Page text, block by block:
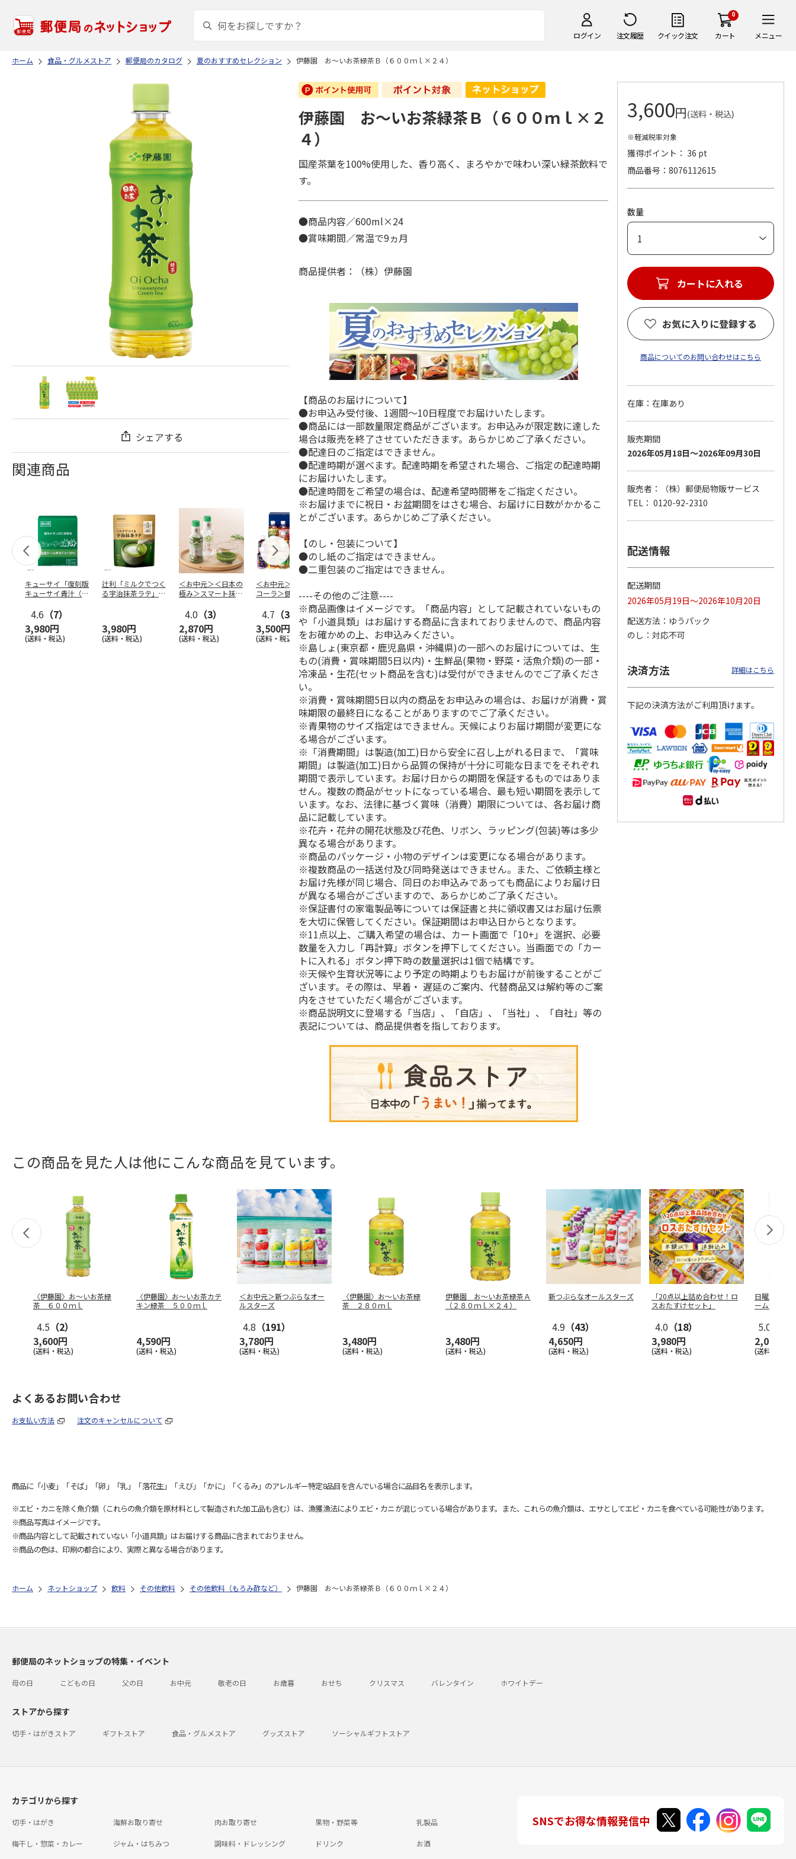
ログイン 注文履歴 クイック注文
0
カート メニュー
ホーム 食品・グルメストア 郵便局のカタログ 夏のおすすめセレクション 伊藤園 お～いお茶緑茶Ｂ（６００ｍｌ×２４）
シェアする
関連商品
キューサイ「復刻版
キューサイ青汁（30
4.6 （7）
3,980円
(送料・税込)
辻利「ミルクでつく
る宇治抹茶ラテ」
3,980円
(送料・税込)
＜お中元＞＜日本の
極み＞スマート抹
4.0 （3）
2,870円
(送料・税込)
＜お中元＞＜コカ・
コーラ＞健康飲料詰
合せ ＣＫＤ－３０
4.7 （3）
3,500円
(送料・税込)
ミルクティー（機能
性表示食品）」7本
入×…
3,980円
(送料・税込)
クセット（ＨＤ－３
０）5.0 （1）
3,480円
(送料・税込)
4.8（8）
1,880円
＜お中元＞＜コカ・
せ ＣＫＯ－３０Ａ
3,680円
トワイニング「スリ
ップル（機能性表示
3,980円
(送料・税込)
ヒー＆ジュース＆ド
伊藤園 お～いお茶緑茶Ｂ（６００ｍｌ×２
４）
国産茶葉を100%使用した、香り高く、まろやかで味わい深い緑茶飲料で
す。
●商品内容／600ml×24
●賞味期間／常温で9ヵ月
商品提供者：（株）伊藤園
【商品のお届けについて】
●お申込み受付後、1週間～10日程度でお届けいたします。
●商品には一部数量限定商品がございます。お申込みが限定数に達した
場合は販売を終了させていただきます。あらかじめご了承ください。
●配達日のご指定はできません。
●配達時期が選べます。配達時期を希望された場合、ご指定の配達時期
にお届けいたします。
●配達時間をご希望の場合は、配達希望時間帯をご指定ください。
※お届けまでに祝日・お盆期間をはさむ場合、お届けに日数がかかるこ
とがございます。あらかじめご了承ください。
【のし・包装について】
●のし紙のご指定はできません。
●二重包装のご指定はできません。
----その他のご注意----
※商品画像はイメージです。「商品内容」として記載されていないもの
や「小道具類」はお届けする商品に含まれておりませんので、商品内容
をお確かめの上、お申込みください。
※島しょ(東京都・鹿児島県・沖縄県)の一部へのお届けについては、生
もの(消費・賞味期間5日以内)・生鮮品(果物・野菜・活魚介類)の一部・
冷凍品・生花(セット商品を含む)は受付ができませんのでご了承くださ
い。
※消費・賞味期間5日以内の商品をお申込みの場合は、お届けが消費・賞
味期限の最終日になることがありますのでご了承ください。
※青果物のサイズ指定はできません。天候によりお届け期間が変更にな
る場合がございます。
※「消費期間」は製造(加工)日から安全に召し上がれる日まで、「賞味
期間」は製造(加工)日から品質の保持が十分に可能な日までをそれぞれ
期間で表示しています。お届け日からの期間を保証するものではありま
せん。複数の商品がセットになっている場合、最も短い期間を表示して
います。なお、法律に基づく賞味（消費）期限については、各お届け商
品に記載しています。
※花卉・花弁の開花状態及び花色、リボン、ラッピング(包装)等は多少
異なる場合があります。
※商品のパッケージ・小物のデザインは変更になる場合があります。
※複数商品の一括送付及び同時発送はできません。また、ご依頼主様と
お届け先様が同じ場合、同日のお申込みであっても商品によりお届け日
が異なる場合がございますので、あらかじめご了承ください。
※保証書付の家電製品等については保証書と共に領収書又はお届け伝票
を大切に保管してください。保証期間はお申込日からとなります。
※11点以上、ご購入希望の場合は、カート画面で「10+」を選択、必要
数量を入力し「再計算」ボタンを押下してください。当画面での「カー
トに入れる」ボタン押下時の数量選択は1個で結構です。
※天候や生育状況等により予定の時期よりもお届けが前後することがご
ざいます。その際は、早着・ 遅延のご案内、代替商品又は解約等のご案
内をさせていただく場合がございます。
※商品説明文に登場する「当店」、「自店」、「当社」、「自社」等の
表記については、商品提供者を指しております。
3,600円(送料・税込)
※軽減税率対象
獲得ポイント： 36 pt
商品番号
8076112615
数量
カートに入れる
お気に入りに登録する
商品についてのお問い合わせはこちら
在庫：在庫あり
販売期間
2026年05月18日～2026年09月30日
販売者：（株）郵便局物販サービス
TEL： 0120-92-2310
配送情報
配送期間
2026年05月19日～2026年10月20日
配送方法
ゆうパック
のし
対応不可
決済方法 詳細はこちら
下記の決済方法がご利用頂けます。
この商品を見た人は他にこんな商品を見ています。
〈伊藤園〉お～いお茶緑
茶 ６００ｍｌ
4.5 （2）
3,600円
(送料・税込)
〈伊藤園〉お～いお茶カテ
キン緑茶 ５００ｍｌ
4,590円
(送料・税込)
＜お中元＞新つぶらなオー
ルスターズ
4.8 （191）
3,780円
(送料・税込)
〈伊藤園〉お～いお茶緑
茶 ２８０ｍｌ
3,480円
(送料・税込)
伊藤園 お～いお茶緑茶Ａ
（２８０ｍｌ×２４）
3,480円
(送料・税込)
新つぶらなオールスターズ
4.9 （43）
4,650円
(送料・税込)
「20点以上詰め合わせ！ロ
スおたすけセット」
4.0 （18）
3,980円
(送料・税込)
日曜劇場『
ーム切手）
5.0
2,000円
(送料別・税
よくあるお問い合わせ
お支払い方法 注文のキャンセルについて
商品に「小麦」「そば」「卵」「乳」「落花生」「えび」「かに」「くるみ」のアレルギー特定8品目を含んでいる場合に品目名を表示します。
※エビ・カニを除く魚介類（これらの魚介類を原材料として製造された加工品も含む）は、漁獲漁法によりエビ・カニが混じっている場合があります。また、これらの魚介類は、エサとしてエビ・カニを食べている可能性があります。
※商品写真はイメージです。
※商品内容として記載されていない「小道具類」はお届けする商品に含まれておりません。
※商品の色は、印刷の都合により、実際と異なる場合があります。
ホーム ネットショップ 飲料 その他飲料 その他飲料（もろみ酢など） 伊藤園 お～いお茶緑茶Ｂ（６００ｍｌ×２４）
郵便局のネットショップの特集・イベント
母の日 こどもの日 父の日 お中元 敬老の日 お歳暮 おせち クリスマス バレンタイン ホワイトデー
ストアから探す
切手・はがきストア ギフトストア 食品・グルメストア グッズストア ソーシャルギフトストア
カテゴリから探す
切手・はがき 海鮮お取り寄せ 肉お取り寄せ 果物・野菜等 乳製品
梅干し・惣菜・カレー ジャム・はちみつ 調味料・ドレッシング ドリンク お酒
SNSでお得な情報発信中